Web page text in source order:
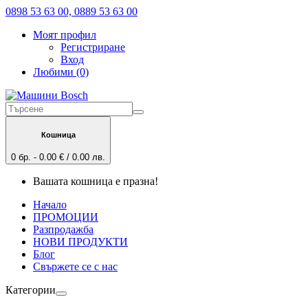
0898 53 63 00, 0889 53 63 00
Моят профил
Регистриране
Вход
Любими (0)
Кошница
0 бр. - 0.00 € / 0.00 лв.
Вашата кошница е празна!
Начало
ПРОМОЦИИ
Разпродажба
НОВИ ПРОДУКТИ
Блог
Свържете се с нас
Категории